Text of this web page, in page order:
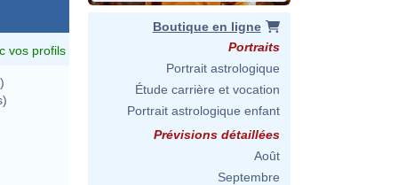
vos profils
Boutique en ligne
Portraits
Portrait astrologique
Étude carrière et vocation
Portrait astrologique enfant
Prévisions détaillées
Août
Septembre